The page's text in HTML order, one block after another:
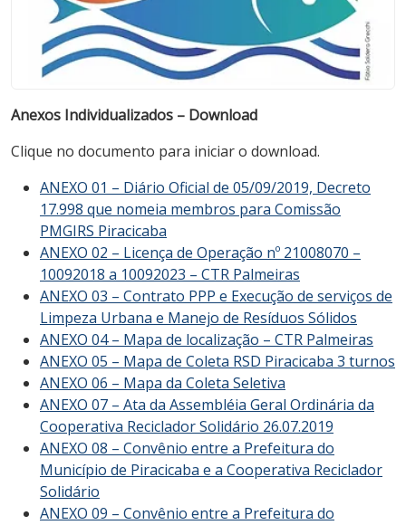
Anexos Individualizados – Download
Clique no documento para iniciar o download.
ANEXO 01 – Diário Oficial de 05/09/2019, Decreto
17.998 que nomeia membros para Comissão
PMGIRS Piracicaba
ANEXO 02 – Licença de Operação nº 21008070 –
10092018 a 10092023 – CTR Palmeiras
ANEXO 03 – Contrato PPP e Execução de serviços de
Limpeza Urbana e Manejo de Resíduos Sólidos
ANEXO 04 – Mapa de localização – CTR Palmeiras
ANEXO 05 – Mapa de Coleta RSD Piracicaba 3 turnos
ANEXO 06 – Mapa da Coleta Seletiva
ANEXO 07 – Ata da Assembléia Geral Ordinária da
Cooperativa Reciclador Solidário 26.07.2019
ANEXO 08 – Convênio entre a Prefeitura do
Município de Piracicaba e a Cooperativa Reciclador
Solidário
ANEXO 09 – Convênio entre a Prefeitura do